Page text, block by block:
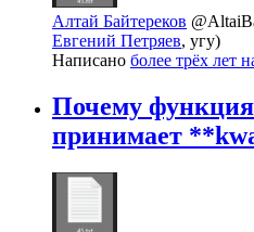
Алтай Байтереков
Евгений Петряев, угу)
Написано более трёх лет
Почему
принимает